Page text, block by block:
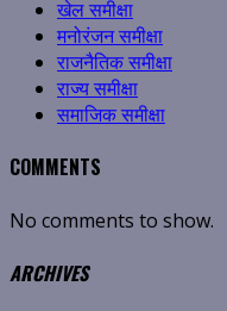
खेल समीक्षा
मनोरंजन समीक्षा
राजनैतिक समीक्षा
राज्य समीक्षा
समाजिक समीक्षा
COMMENTS
No comments to show.
ARCHIVES